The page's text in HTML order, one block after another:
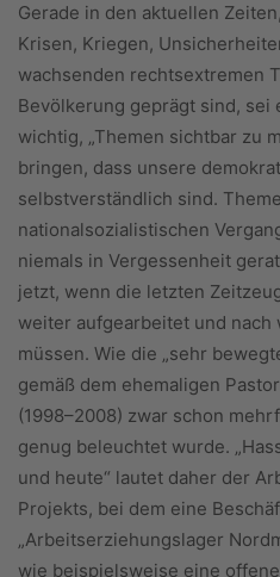
Gerade in den aktuellen
Krisen, Kriegen,
wachsenden rechtsextremen
Bevölkerung geprägt sind, sei
wichtig, „Themen sichtbar zu
bringen, dass unsere
selbstverständlich sind.
nationalsozialistischen
niemals in Vergessenheit
jetzt, wenn die letzten
weiter aufgearbeitet und
müssen. Wie die „sehr
gemäß dem ehemaligen
(1998–2008) zwar schon
genug beleuchtet wurde.
und heute“ lautet daher der
Projekts, bei dem eine
„Arbeitserziehungslager
wie beispielsweise eine